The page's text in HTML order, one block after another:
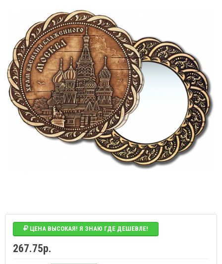
ЦЕНА ВЫСОКАЯ! Я ЗНАЮ ГДЕ ДЕШЕВЛЕ!
267.75р.